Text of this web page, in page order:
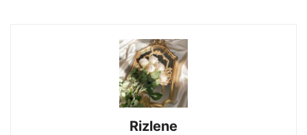
Rizlene